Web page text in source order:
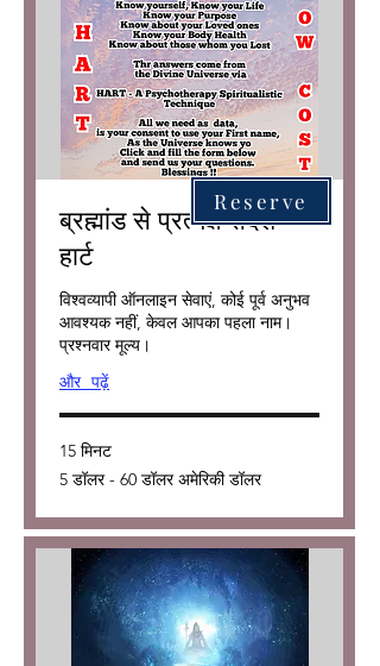
ब्रह्मांड से प्रत्यक्ष संदेश -
हार्ट
विश्वव्यापी ऑनलाइन सेवाएं, कोई पूर्व अनुभव
आवश्यक नहीं, केवल आपका पहला नाम।
प्रश्नवार मूल्य।
और पढ़ें
15 मिनट
5
डॉलर
अमेरिकी
5 डॉलर - 60 डॉलर अमेरिकी डॉलर
Reserve